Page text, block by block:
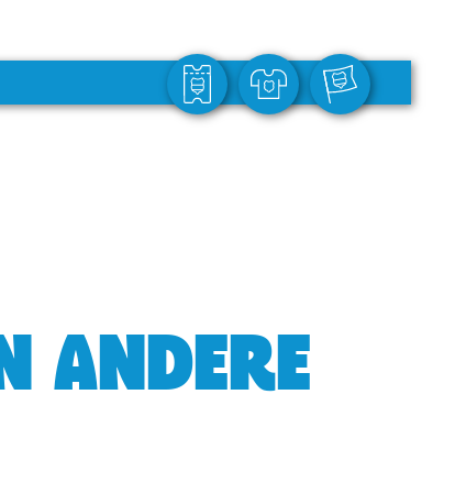
ANDERE